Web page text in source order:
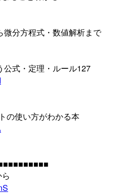
分方程式・数値解析まで
式・定理・ルール127
の使い方がわかる本